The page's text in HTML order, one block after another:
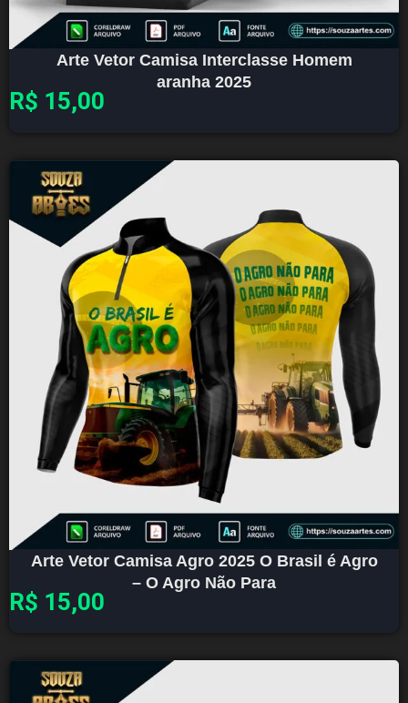
Arte Vetor Camisa Interclasse Homem
aranha 2025
R$ 15,00
Arte Vetor Camisa Agro 2025 O Brasil é Agro
– O Agro Não Para
R$ 15,00